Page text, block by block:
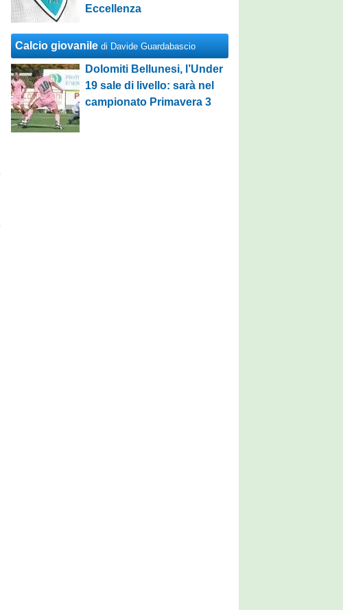
Eccellenza
Calcio giovanile di Davide Guardabascio
Dolomiti Bellunesi, l’Under
19 sale di livello: sarà nel
campionato Primavera 3